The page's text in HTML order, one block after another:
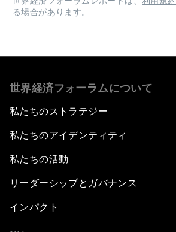
る場合があります。
世界経済フォーラムについて
私たちのストラテジー
私たちのアイデンティティ
私たちの活動
リーダーシップとガバナンス
インパクト